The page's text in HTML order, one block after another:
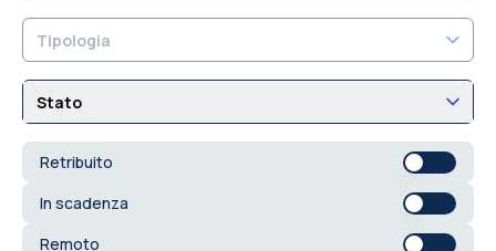
Tipologia
Stato
Retribuito
In scadenza
Remoto